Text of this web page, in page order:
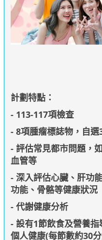
計劃特點：
- 113-117項檢查
- 8項腫瘤標誌物，自
- 評估常見都市問題，
血管等
- 深入評估心臟、肝功
功能、骨骼等健康狀況
- 代謝健康分析
- 設有1節飲食及營養
個人健康(每節數約30